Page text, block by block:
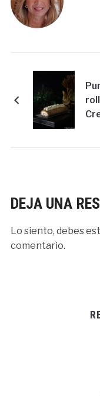
DEJA UNA
Lo siento, debes
comentario.